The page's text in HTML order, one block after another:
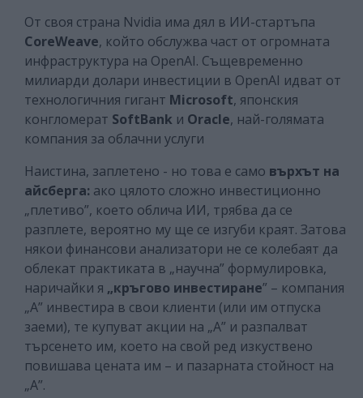
От своя страна Nvidia има дял в ИИ-стартъпа
CoreWeave, който обслужва част от огромната
инфраструктура на OpenAI. Същевременно
милиарди долари инвестиции в OpenAI идват от
технологичния гигант Microsoft, японския
конгломерат SoftBank и Oracle, най-голямата
компания за облачни услуги
Наистина, заплетено - но това е само върхът на
айсберга: ако цялото сложно инвестиционно
„плетиво”, което облича ИИ, трябва да се
разплете, вероятно му ще се изгуби краят. Затова
някои финансови анализатори не се колебаят да
облекат практиката в „научна” формулировка,
наричайки я „кръгово инвестиране” – компания
„А” инвестира в свои клиенти (или им отпуска
заеми), те купуват акции на „А” и разпалват
търсенето им, което на свой ред изкуствено
повишава цената им – и пазарната стойност на
„А”.